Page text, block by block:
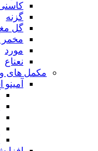
گزنه
گل
مخمر
مورد
نعناع
مکمل های
آمینو